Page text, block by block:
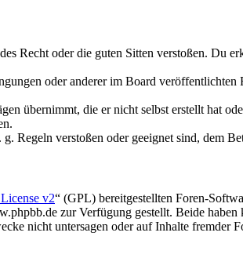
Recht oder die guten Sitten verstoßen. Du
oder anderer im Board
übernimmt, die er nicht selbst erstellt hat
Regeln verstoßen oder geeignet sind, dem
v2“ (GPL) bereitgestellten Foren-
zur Verfügung gestellt. Beide
nicht untersagen oder auf Inhalte fremder